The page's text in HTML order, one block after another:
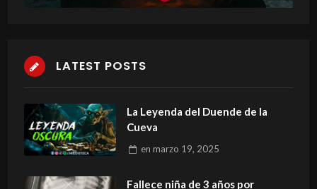
LATEST POSTS
La Leyenda del Duende de la
Cueva
en marzo 19, 2025
Fallece niña de 3 años por